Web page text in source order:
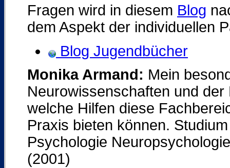
Fragen wird in diesem Blog
dem Aspekt der individuellen
Blog Jugendbücher
Monika Armand: Mein
Neurowissenschaften und
welche Hilfen diese
Praxis bieten können.
Psychologie
(2001)